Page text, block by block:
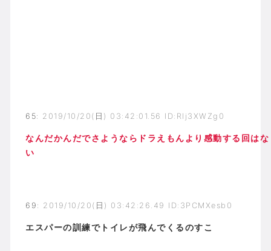
65: 2019/10/20(日) 03:42:01.56 ID:Rlj3XWZg0
なんだかんだでさようならドラえもんより感動する回はな
い
69 : 2019/10/20(日) 03:42:26.49 ID:3PCMXesb0
エスパーの訓練でトイレが飛んでくるのすこ